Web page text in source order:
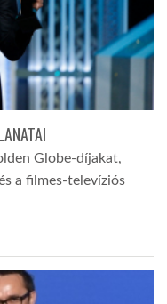
Globe-díjakat,
a filmes-televíziós